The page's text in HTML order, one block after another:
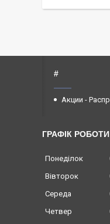
#
Акции -
ГРАФІК РОБОТИ
Понеділок
Вівторок
Середа
Четвер